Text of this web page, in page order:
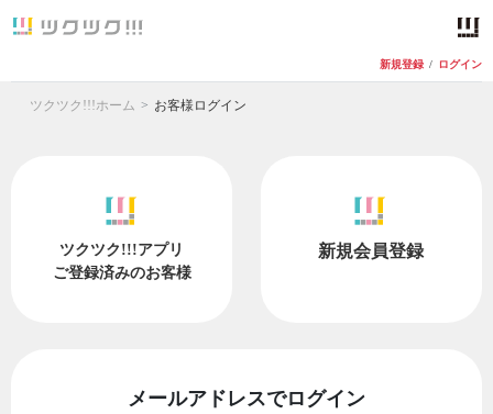
新規登録 / ログイン
ツクツク!!!ホーム お客様ログイン
ツクツク!!!アプリ
ご登録済みのお客様
新規会員登録
メールアドレスでログイン